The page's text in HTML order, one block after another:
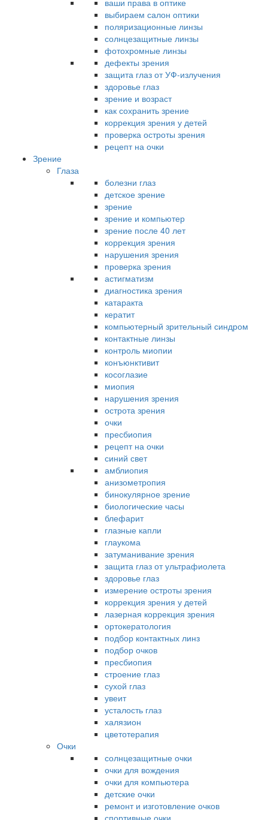
ваши права в оптике
выбираем салон оптики
поляризационные линзы
солнцезащитные линзы
фотохромные линзы
дефекты зрения
защита глаз от УФ-излучения
здоровье глаз
зрение и возраст
как сохранить зрение
коррекция зрения у детей
проверка остроты зрения
рецепт на очки
Зрение
Глаза
болезни глаз
детское зрение
зрение
зрение и компьютер
зрение после 40 лет
коррекция зрения
нарушения зрения
проверка зрения
астигматизм
диагностика зрения
катаракта
кератит
компьютерный зрительный синдром
контактные линзы
контроль миопии
конъюнктивит
косоглазие
миопия
нарушения зрения
острота зрения
очки
пресбиопия
рецепт на очки
синий свет
амблиопия
анизометропия
бинокулярное зрение
биологические часы
блефарит
глазные капли
глаукома
затуманивание зрения
защита глаз от ультрафиолета
здоровье глаз
измерение остроты зрения
коррекция зрения у детей
лазерная коррекция зрения
ортокератология
подбор контактных линз
подбор очков
пресбиопия
строение глаз
сухой глаз
увеит
усталость глаз
халязион
цветотерапия
Очки
солнцезащитные очки
очки для вождения
очки для компьютера
детские очки
ремонт и изготовление очков